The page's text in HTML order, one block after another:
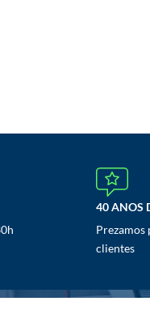
40 ANOS
Prezamos
clientes